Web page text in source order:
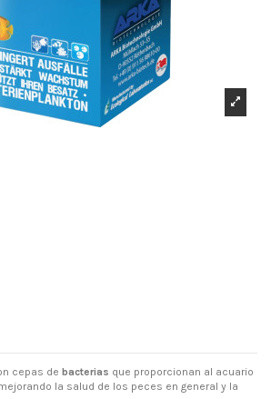
cepas de bacterias que proporcionan al acuario
la salud de los peces en general y la